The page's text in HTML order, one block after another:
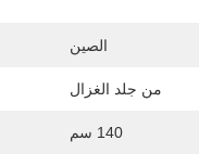
الصين
من جلد الغزال
140 سم